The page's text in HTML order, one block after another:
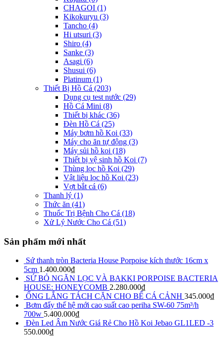
CHAGOI (1)
Kikokuryu (3)
Tancho (4)
Hi utsuri (3)
Shiro (4)
Sanke (3)
Asagi (6)
Shusui (6)
Platinum (1)
Thiết Bị Hồ Cá (203)
Dụng cụ test nước (29)
Hồ Cá Mini (8)
Thiết bị khác (36)
Đèn Hồ Cá (25)
Máy bơm hồ Koi (33)
Máy cho ăn tự động (3)
Máy sủi hồ koi (18)
Thiết bị vệ sinh hồ Koi (7)
Thùng lọc hồ Koi (29)
Vật liệu lọc hồ Koi (23)
Vợt bắt cá (6)
Thanh lý (1)
Thức ăn (41)
Thuốc Trị Bệnh Cho Cá (18)
Xử Lý Nước Cho Cá (51)
Sản phẩm mới nhất
Sứ thanh tròn Bacteria House Porpoise kích thước 16cm x
5cm 1.400.000₫
SỨ BỎ NGĂN LỌC VÀ BAKKI PORPOISE BACTERIA
HOUSE: HONEYCOMB 2.280.000₫
ỐNG LẮNG TÁCH CẶN CHO BỂ CÁ CẢNH 345.000₫
Bơm đẩy thế hệ mới cao suất cao periha SW-60 75m³/h
700w 5.400.000₫
Đèn Led Âm Nước Giá Rẻ Cho Hồ Koi Jebao GL1LED -3
550.000₫